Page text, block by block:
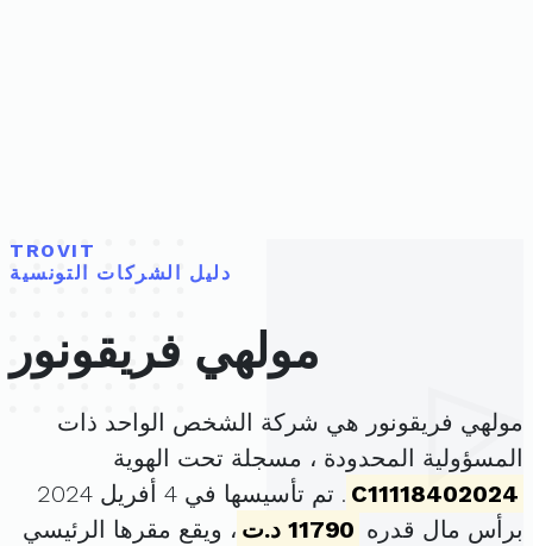
TROVIT
دليل الشركات التونسية
مولهي فريقونور
مولهي فريقونور هي شركة الشخص الواحد ذات
المسؤولية المحدودة ، مسجلة تحت الهوية
C11118402024
. تم تأسيسها في 4 أفريل 2024
برأس مال قدره 11790 د.ت
، ويقع مقرها الرئيسي